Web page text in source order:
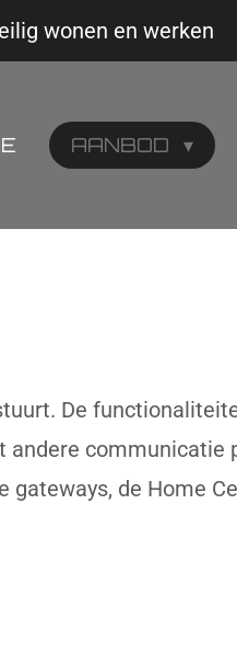
wonen en werken
AANBOD
De
communicatie
de Home